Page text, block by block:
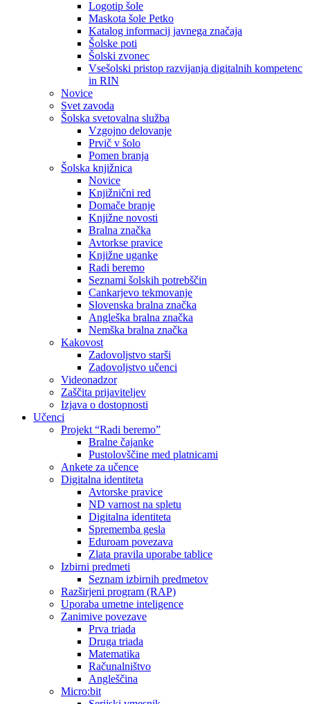
Logotip šole
Maskota šole Petko
Katalog informacij javnega značaja
Šolske poti
Šolski zvonec
Vsešolski pristop razvijanja digitalnih kompetenc
in RIN
Novice
Svet zavoda
Šolska svetovalna služba
Vzgojno delovanje
Prvič v šolo
Pomen branja
Šolska knjižnica
Novice
Knjižnični red
Domače branje
Knjižne novosti
Bralna značka
Avtorkse pravice
Knjižne uganke
Radi beremo
Seznami šolskih potrebščin
Cankarjevo tekmovanje
Slovenska bralna značka
Angleška bralna značka
Nemška bralna značka
Kakovost
Zadovoljstvo starši
Zadovoljstvo učenci
Videonadzor
Zaščita prijaviteljev
Izjava o dostopnosti
Učenci
Projekt “Radi beremo”
Bralne čajanke
Pustolovščine med platnicami
Ankete za učence
Digitalna identiteta
Avtorske pravice
ND varnost na spletu
Digitalna identiteta
Sprememba gesla
Eduroam povezava
Zlata pravila uporabe tablice
Izbirni predmeti
Seznam izbirnih predmetov
Razširjeni program (RAP)
Uporaba umetne inteligence
Zanimive povezave
Prva triada
Druga triada
Matematika
Računalništvo
Angleščina
Micro:bit